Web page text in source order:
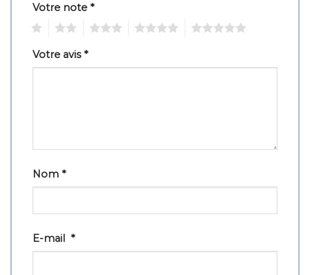
Votre note *
Votre avis*
Nom *
E-mail *